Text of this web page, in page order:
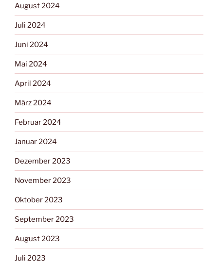
August 2024
Juli 2024
Juni 2024
Mai 2024
April 2024
März 2024
Februar 2024
Januar 2024
Dezember 2023
November 2023
Oktober 2023
September 2023
August 2023
Juli 2023